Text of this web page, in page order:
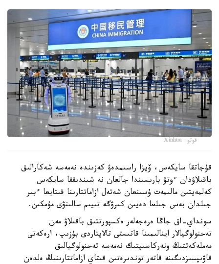
فوتو: Xinhua
قۇجاتقا سايكەس، ۆيزا راسىمدەۋ كەزىندە نەمەسە شەكارالىق
باقىلاۋدان ءوتۋ بارىسىندا جالعان نە شىندىققا سايكەس
كەلمەيتىن مالىمەت ۇسىنعان شەتەل ازاماتتارىنا قىتايعا ءبىر
جىلدان بەس جىلعا دەيىن كىرۋگە تىيىم سالىنۋى مۇمكىن.
سونداي-اق جاڭا ەرەجەلەر ەكسپورتتىق باقىلاۋ مەن
تەحنولوگيالار اينالىمىنا قاتىستى تالاپتاردى بۇزىپ، ارەكەتى
مەملەكەتتىڭ ونەركاسىپتىك نەمەسە تەحنولوگيالىق
قاۋىپسىزدىگىنە قاتەر توندىرەتىن قىتاي ازاماتتارىنىڭ ەلدەن